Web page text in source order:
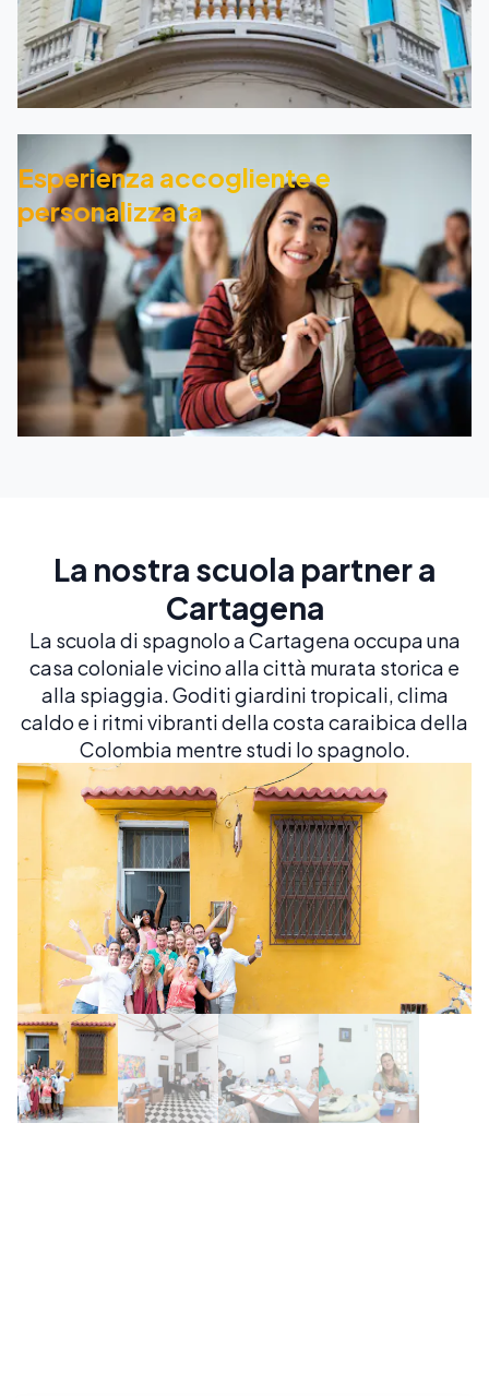
Esperienza accogliente e
personalizzata
La nostra scuola partner a
Cartagena
La scuola di spagnolo a Cartagena occupa una
casa coloniale vicino alla città murata storica e
alla spiaggia. Goditi giardini tropicali, clima
caldo e i ritmi vibranti della costa caraibica della
Colombia mentre studi lo spagnolo.